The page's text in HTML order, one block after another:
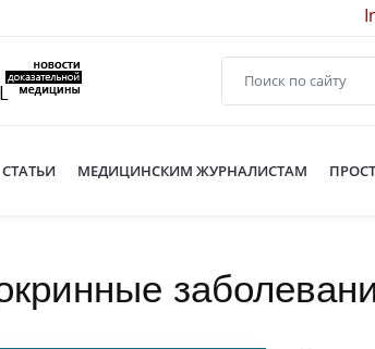
СТАТЬИ МЕДИЦИНСКИМ ЖУРНАЛИСТАМ